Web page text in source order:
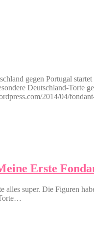
gegen Portugal
Deutschland-Torte
2014/04/
Erste
alles super. Die Figuren